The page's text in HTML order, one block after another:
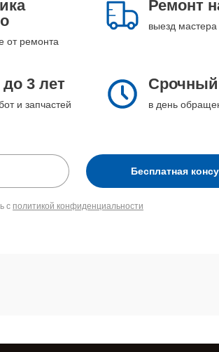
от ремонта
Ремонт
выезд
3 лет
и запчастей в день
Бесплатная
с политикой конфиденциальности